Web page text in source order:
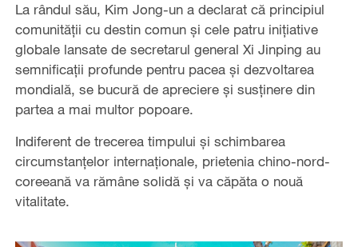
La rândul său, Kim Jong-un a declarat că principiul
comunității cu destin comun și cele patru inițiative
globale lansate de secretarul general Xi Jinping au
semnificații profunde pentru pacea și dezvoltarea
mondială, se bucură de apreciere și susținere din
partea a mai multor popoare.
Indiferent de trecerea timpului și schimbarea
circumstanțelor internaționale, prietenia chino-nord-
coreeană va rămâne solidă și va căpăta o nouă
vitalitate.